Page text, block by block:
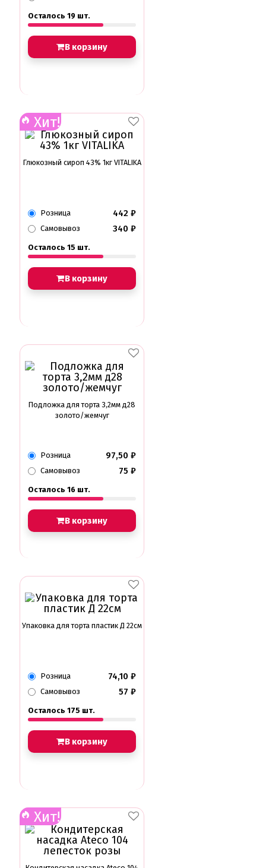
Осталось 19 шт.
В корзину
Хит!
Глюкозный сироп 43% 1кг VITALIKA
Розница 442 ₽
Самовывоз 340 ₽
Осталось 15 шт.
В корзину
Подложка для торта 3,2мм д28
золото/жемчуг
Розница 97,50 ₽
Самовывоз 75 ₽
Осталось 16 шт.
В корзину
Упаковка для торта пластик Д 22см
Розница 74,10 ₽
Самовывоз 57 ₽
Осталось 175 шт.
В корзину
Хит!